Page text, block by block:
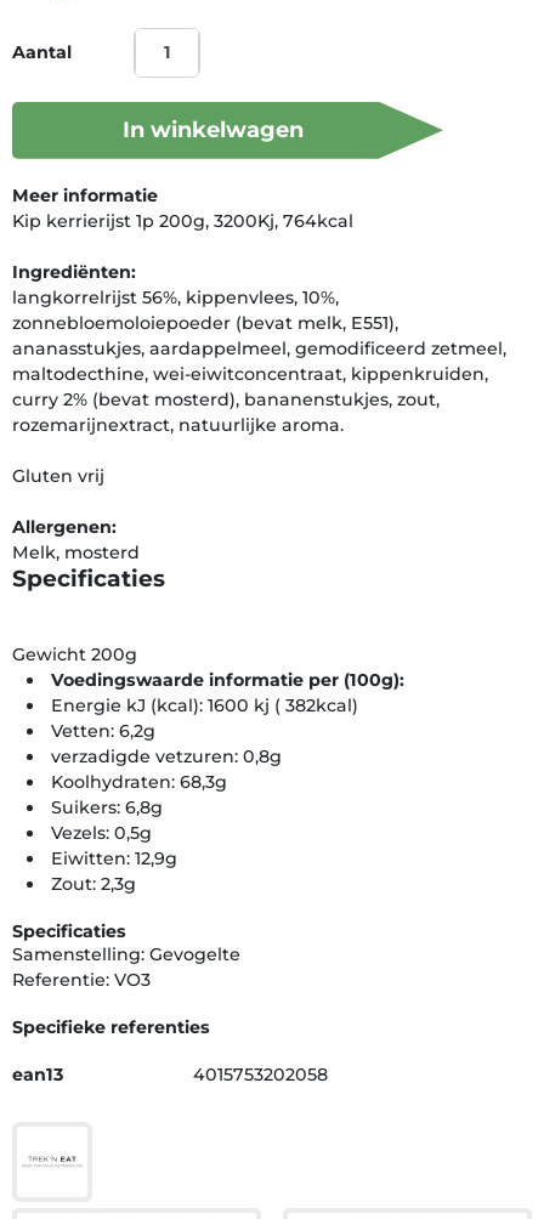
Aantal
In winkelwagen
Meer informatie
Kip kerrierijst 1p 200g, 3200Kj, 764kcal
Ingrediënten:
langkorrelrijst 56%, kippenvlees, 10%,
zonnebloemoloiepoeder (bevat melk, E551),
ananasstukjes, aardappelmeel, gemodificeerd zetmeel,
maltodecthine, wei-eiwitconcentraat, kippenkruiden,
curry 2% (bevat mosterd), bananenstukjes, zout,
rozemarijnextract, natuurlijke aroma.
Gluten vrij
Allergenen:
Melk, mosterd
Specificaties
Gewicht 200g
Voedingswaarde informatie per (100g):
Energie kJ (kcal): 1600 kj ( 382kcal)
Vetten: 6,2g
verzadigde vetzuren: 0,8g
Koolhydraten: 68,3g
Suikers: 6,8g
Vezels: 0,5g
Eiwitten: 12,9g
Zout: 2,3g
Specificaties
Samenstelling: Gevogelte
Referentie: VO3
Specifieke referenties
ean13 4015753202058